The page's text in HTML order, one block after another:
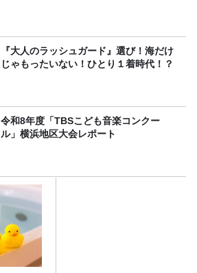
『大人のラッシュガード』選び！海だけ
じゃもったいない！ひとり１着時代！？
令和8年度「TBSこども音楽コンクー
ル」横浜地区大会レポート